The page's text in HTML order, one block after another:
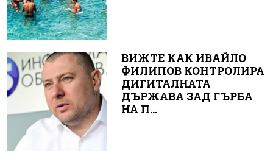
ВИЖТЕ КАК ИВАЙЛО
ФИЛИПОВ КОНТРОЛИРА
ДИГИТАЛНАТА
ДЪРЖАВА ЗАД ГЪРБА
НА П...